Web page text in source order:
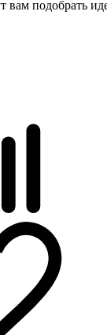
вам подобрать